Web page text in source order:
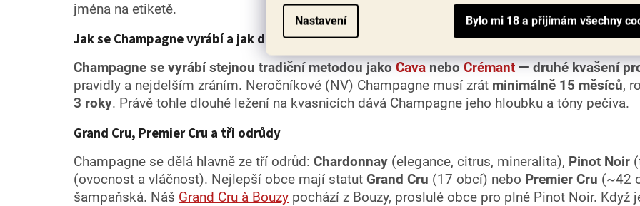
Nastavení
jména na etiketě.
Jak se Champagne vyrábí a jak dlouho zraje
Champagne se vyrábí stejnou tradiční metodou jakoCavaneboCrémant— druhé kvašení
pravidly a nejdelším zráním. Neročníkové (NV) Champagne musí zrát minimálně 15 měsíců,
3 roky. Právě tohle dlouhé ležení na kvasnicích dává Champagne jeho hloubku a tóny pečiva.
Grand Cru, Premier Cru a tři odrůdy
Champagne se dělá hlavně ze tří odrůd: Chardonnay (elegance, citrus, mineralita), Pinot Noir
(ovocnost a vláčnost). Nejlepší obce mají statut Grand Cru (17 obcí) nebo Premier Cru (~42
šampaňská. Náš Grand Cru à Bouzy pochází z Bouzy, proslulé obce pro plné Pinot Noir. Když